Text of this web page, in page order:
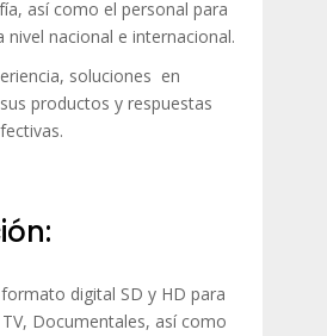
así como el personal para
nivel nacional e internacional.
soluciones en
productos y respuestas
digital SD y HD para
Documentales, así como